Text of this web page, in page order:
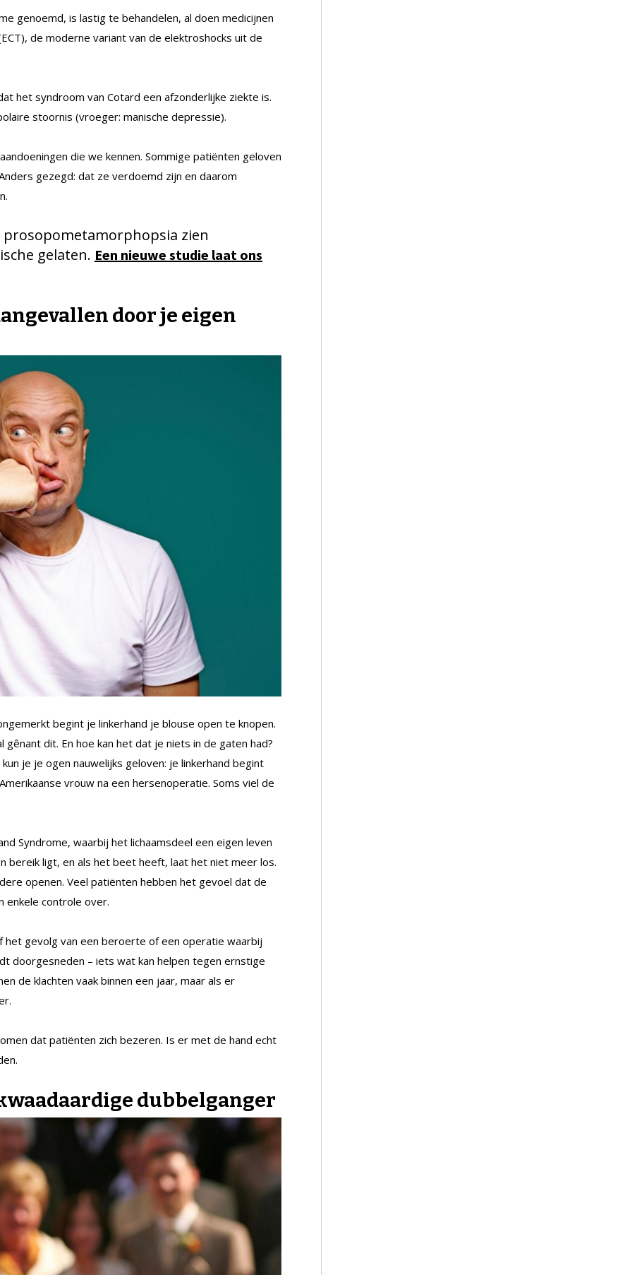
genoemd, is lastig te behandelen, al doen medicijnen
de moderne variant van de elektroshocks uit de
het syndroom van Cotard een afzonderlijke ziekte is.
stoornis (vroeger: manische depressie).
die we kennen. Sommige patiënten geloven
gezegd: dat ze verdoemd zijn en daarom
prosopometamorphopsia zien
gelaten. Een nieuwe studie laat ons
door je eigen
begint je linkerhand je blouse open te knopen.
gênant dit. En hoe kan het dat je niets in de gaten had?
je je ogen nauwelijks geloven: je linkerhand begint
vrouw na een hersenoperatie. Soms viel de
Syndrome, waarbij het lichaamsdeel een eigen leven
bereik ligt, en als het beet heeft, laat het niet meer los.
openen. Veel patiënten hebben het gevoel dat de
enkele controle over.
het gevolg van een beroerte of een operatie waarbij
doorgesneden – iets wat kan helpen tegen ernstige
de klachten vaak binnen een jaar, maar als er
dat patiënten zich bezeren. Is er met de hand echt
dubbelganger